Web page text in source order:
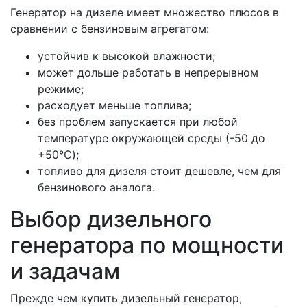
Генератор на дизеле имеет множество плюсов в
сравнении с бензиновым агрегатом:
устойчив к высокой влажности;
может дольше работать в непрерывном
режиме;
расходует меньше топлива;
без проблем запускается при любой
температуре окружающей среды (-50 до
+50°C);
топливо для дизеля стоит дешевле, чем для
бензинового аналога.
Выбор дизельного
генератора по мощности
и задачам
Прежде чем купить дизельный генератор,